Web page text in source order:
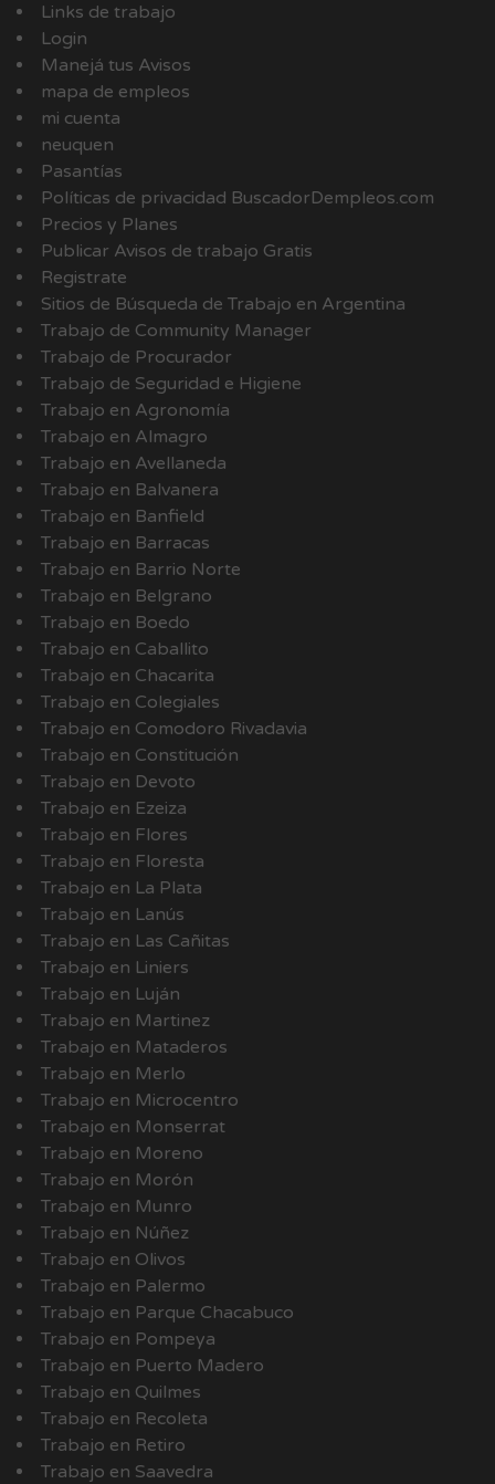
Links de trabajo
Login
Manejá tus Avisos
mapa de empleos
mi cuenta
neuquen
Pasantías
Políticas de privacidad BuscadorDempleos.com
Precios y Planes
Publicar Avisos de trabajo Gratis
Registrate
Sitios de Búsqueda de Trabajo en Argentina
Trabajo de Community Manager
Trabajo de Procurador
Trabajo de Seguridad e Higiene
Trabajo en Agronomía
Trabajo en Almagro
Trabajo en Avellaneda
Trabajo en Balvanera
Trabajo en Banfield
Trabajo en Barracas
Trabajo en Barrio Norte
Trabajo en Belgrano
Trabajo en Boedo
Trabajo en Caballito
Trabajo en Chacarita
Trabajo en Colegiales
Trabajo en Comodoro Rivadavia
Trabajo en Constitución
Trabajo en Devoto
Trabajo en Ezeiza
Trabajo en Flores
Trabajo en Floresta
Trabajo en La Plata
Trabajo en Lanús
Trabajo en Las Cañitas
Trabajo en Liniers
Trabajo en Luján
Trabajo en Martinez
Trabajo en Mataderos
Trabajo en Merlo
Trabajo en Microcentro
Trabajo en Monserrat
Trabajo en Moreno
Trabajo en Morón
Trabajo en Munro
Trabajo en Núñez
Trabajo en Olivos
Trabajo en Palermo
Trabajo en Parque Chacabuco
Trabajo en Pompeya
Trabajo en Puerto Madero
Trabajo en Quilmes
Trabajo en Recoleta
Trabajo en Retiro
Trabajo en Saavedra